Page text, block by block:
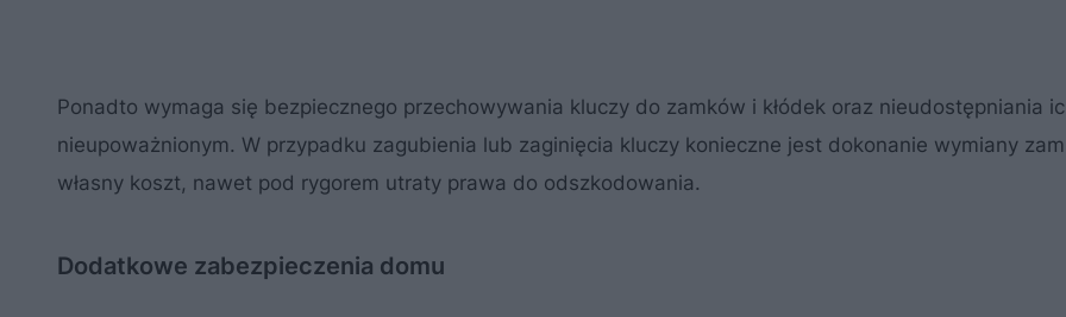
Ponadto wymaga się bezpiecznego przechowywania kluczy do zamków i kłódek oraz nieudostępniania
nieupoważnionym. W przypadku zagubienia lub zaginięcia kluczy konieczne jest dokonanie wymiany
własny koszt, nawet pod rygorem utraty prawa do odszkodowania.
Dodatkowe zabezpieczenia domu